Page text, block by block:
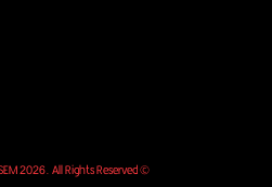
© MAHER HOMSIALJASEM 2026. All Rights Reserved